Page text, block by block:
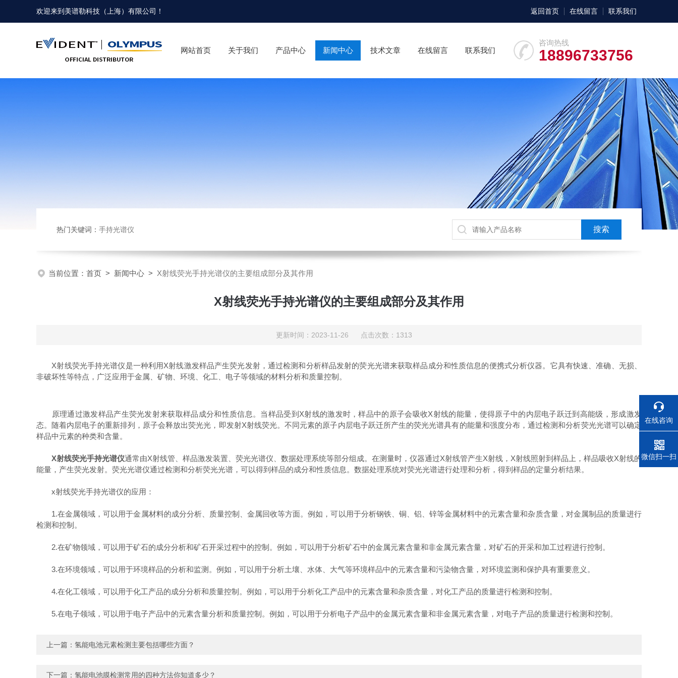
欢迎来到 美谱勒科技（上海）有限公司 ！ 返回首页 在线留言 联系我们
咨询热线
18896733756
网站首页 关于我们 产品中心 新闻中心 技术文章 在线留言 联系我们
热门关键词： 手持光谱仪
当前位置： 首页 > 新闻中心 > X射线荧光手持光谱仪的主要组成部分及其作用
X射线荧光手持光谱仪的主要组成部分及其作用
更新时间：2023-11-26 点击次数：1313
X射线荧光手持光谱仪是一种利用X射线激发样品产生荧光发射，通过检测和分析样品发射的荧光光谱来获取样品成分和性质信息的便携式分析仪器。它具有快速、准确、无损、
非破坏性等特点，广泛应用于金属、矿物、环境、化工、电子等领域的材料分析和质量控制。
原理通过激发样品产生荧光发射来获取样品成分和性质信息。当样品受到X射线的激发时，样品中的原子会吸收X射线的能量，使得原子中的内层电子跃迁到高能级，形成激发
态。随着内层电子的重新排列，原子会释放出荧光光，即发射X射线荧光。不同元素的原子内层电子跃迁所产生的荧光光谱具有的能量和强度分布，通过检测和分析荧光光谱可以确定
样品中元素的种类和含量。
X射线荧光手持光谱仪通常由X射线管、样品激发装置、荧光光谱仪、数据处理系统等部分组成。在测量时，仪器通过X射线管产生X射线，X射线照射到样品上，样品吸收X射线的
能量，产生荧光发射。荧光光谱仪通过检测和分析荧光光谱，可以得到样品的成分和性质信息。数据处理系统对荧光光谱进行处理和分析，得到样品的定量分析结果。
x射线荧光手持光谱仪的应用：
1.在金属领域，可以用于金属材料的成分分析、质量控制、金属回收等方面。例如，可以用于分析钢铁、铜、铝、锌等金属材料中的元素含量和杂质含量，对金属制品的质量进行
检测和控制。
2.在矿物领域，可以用于矿石的成分分析和矿石开采过程中的控制。例如，可以用于分析矿石中的金属元素含量和非金属元素含量，对矿石的开采和加工过程进行控制。
3.在环境领域，可以用于环境样品的分析和监测。例如，可以用于分析土壤、水体、大气等环境样品中的元素含量和污染物含量，对环境监测和保护具有重要意义。
4.在化工领域，可以用于化工产品的成分分析和质量控制。例如，可以用于分析化工产品中的元素含量和杂质含量，对化工产品的质量进行检测和控制。
5.在电子领域，可以用于电子产品中的元素含量分析和质量控制。例如，可以用于分析电子产品中的金属元素含量和非金属元素含量，对电子产品的质量进行检测和控制。
上一篇： 氢能电池元素检测主要包括哪些方面？
下一篇： 氢能电池膜检测常用的四种方法你知道多少？
在线咨询
电话
微信扫一扫